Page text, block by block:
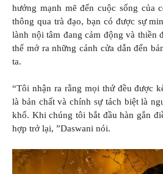
hưởng mạnh mẽ đến cuộc sống của
thông qua trà đạo, bạn có được sự
lành nội tâm đang cảm động và thiền
thể mở ra những cánh cửa dẫn đến
ta.
“Tôi nhận ra rằng mọi thứ đều được
là bản chất và chính sự tách biệt là
khổ. Khi chúng tôi bắt đầu hàn gắn
hợp trở lại, ”Daswani nói.